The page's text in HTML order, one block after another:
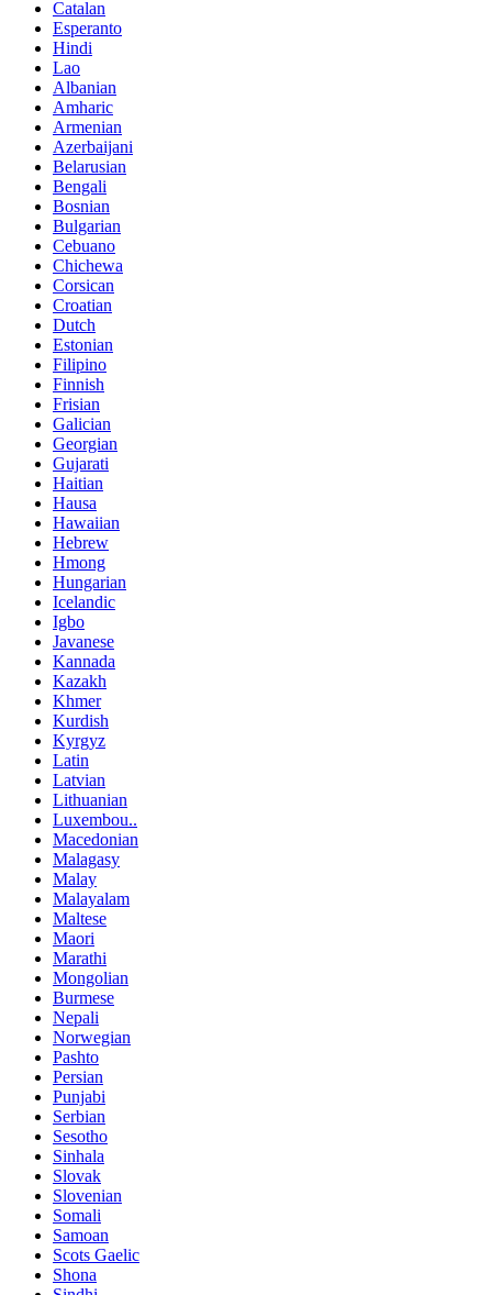
Catalan
Esperanto
Hindi
Lao
Albanian
Amharic
Armenian
Azerbaijani
Belarusian
Bengali
Bosnian
Bulgarian
Cebuano
Chichewa
Corsican
Croatian
Dutch
Estonian
Filipino
Finnish
Frisian
Galician
Georgian
Gujarati
Haitian
Hausa
Hawaiian
Hebrew
Hmong
Hungarian
Icelandic
Igbo
Javanese
Kannada
Kazakh
Khmer
Kurdish
Kyrgyz
Latin
Latvian
Lithuanian
Luxembou..
Macedonian
Malagasy
Malay
Malayalam
Maltese
Maori
Marathi
Mongolian
Burmese
Nepali
Norwegian
Pashto
Persian
Punjabi
Serbian
Sesotho
Sinhala
Slovak
Slovenian
Somali
Samoan
Scots Gaelic
Shona